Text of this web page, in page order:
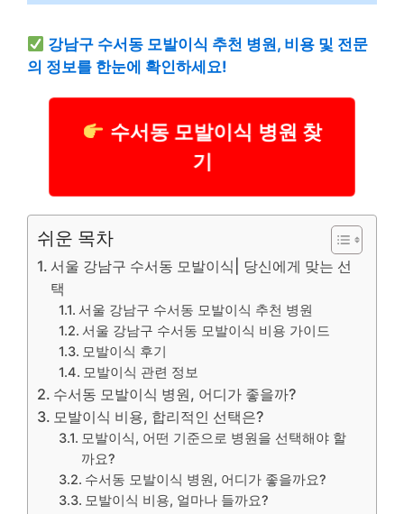
강남구 수서동 모발이식 추천 병원, 비용 및 전문
의 정보를 한눈에 확인하세요!
수서동 모발이식 병원 찾
기
쉬운 목차
서울 강남구 수서동 모발이식| 당신에게 맞는 선
택
서울 강남구 수서동 모발이식 추천 병원
서울 강남구 수서동 모발이식 비용 가이드
모발이식 후기
모발이식 관련 정보
수서동 모발이식 병원, 어디가 좋을까?
모발이식 비용, 합리적인 선택은?
모발이식, 어떤 기준으로 병원을 선택해야 할
까요?
수서동 모발이식 병원, 어디가 좋을까요?
모발이식 비용, 얼마나 들까요?